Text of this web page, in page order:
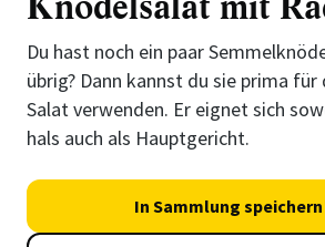
Du hast noch ein paar
übrig? Dann kannst du sie prima für
Salat verwenden. Er eignet sich
hals auch als Hauptgericht.
In Sammlung speichern